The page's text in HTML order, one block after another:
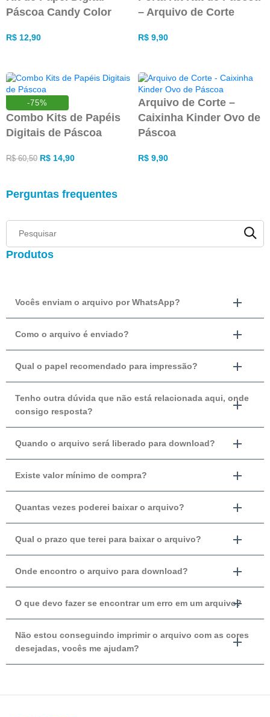
Páscoa Candy Color
R$ 12,90
– Arquivo de Corte
R$ 9,90
-75%
Combo Kits de Papéis
Digitais de Páscoa
R$60,50 R$ 14,90
Arquivo de Corte –
Caixinha Kinder Ovo de
Páscoa
R$ 9,90
Perguntas frequentes
Produtos
Vocês enviam o arquivo por WhatsApp?
Como o arquivo é enviado?
Qual o papel recomendado para impressão?
Tenho outra dúvida que não está relacionada aqui, onde
consigo resposta?
Quando o arquivo será liberado para download?
Existe valor mínimo de compra?
Quantas vezes poderei baixar o arquivo?
Qual o prazo que terei para baixar o arquivo?
Onde encontro o arquivo para download?
O que devo fazer se encontrar um erro em um arquivo?
Não estou conseguindo imprimir o arquivo com as cores
desejadas, vocês me ajudam?